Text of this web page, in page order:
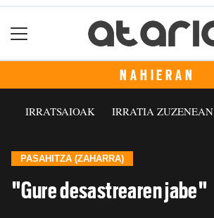
NAHIERAN
IRRATSAIOAK IRRATIA ZUZENEAN
PASAHITZA (ZAHARRA)
"Gure desastrearen jabe"